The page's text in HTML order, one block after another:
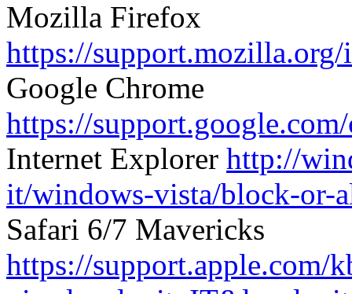
Mozilla Firefox
https://
Google Chrome
https://
Internet Explorer http://
it/windows-vista/block-or-
Safari 6/7 Mavericks
https://support.apple.com/